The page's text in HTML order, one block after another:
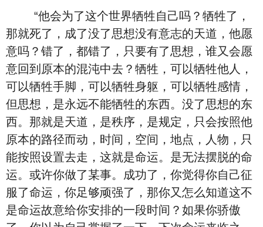
“他会为了这个世界牺牲自己吗？牺牲了，
那就死了，成了没了思想没有意志的天道，他愿
意吗？错了，都错了，只要有了思想，谁又会愿
意回到原本的混沌中去？牺牲，可以牺牲他人，
可以牺牲手脚，可以牺牲身躯，可以牺牲感情，
但思想，是永远不能牺牲的东西。没了思想的东
西。那就是天道，是秩序，是规定，只会按照他
原本的路径而动，时间，空间，地点，人物，只
能按照设置去走，这就是命运。是无法摆脱的命
运。或许你做了某事。成功了，你觉得你自己征
服了命运，你足够顽强了，那你又怎么知道这不
是命运故意给你安排的一段时间？如果你骄傲